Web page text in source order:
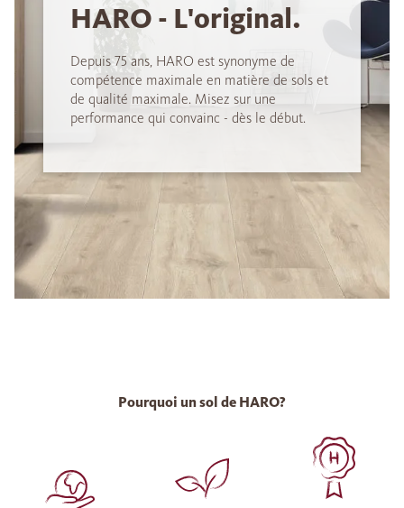
HARO - L'original.
Depuis 75 ans, HARO est synonyme de
compétence maximale en matière de sols et
de qualité maximale. Misez sur une
performance qui convainc - dès le début.
Pourquoi un sol de HARO?